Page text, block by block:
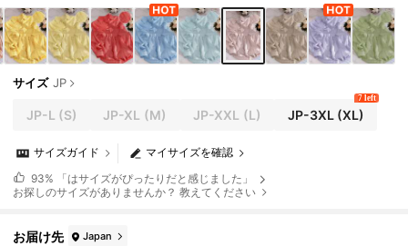
サイズ JP
JP-L (S) JP-XL (M) JP-XXL (L) JP-3XL(XL)
7 left
マイサイズを確認
サイズガイド
93% 「はサイズがぴったりだと感じました」
お探しのサイズがありませんか？ 教えてください
お届け先 Japan